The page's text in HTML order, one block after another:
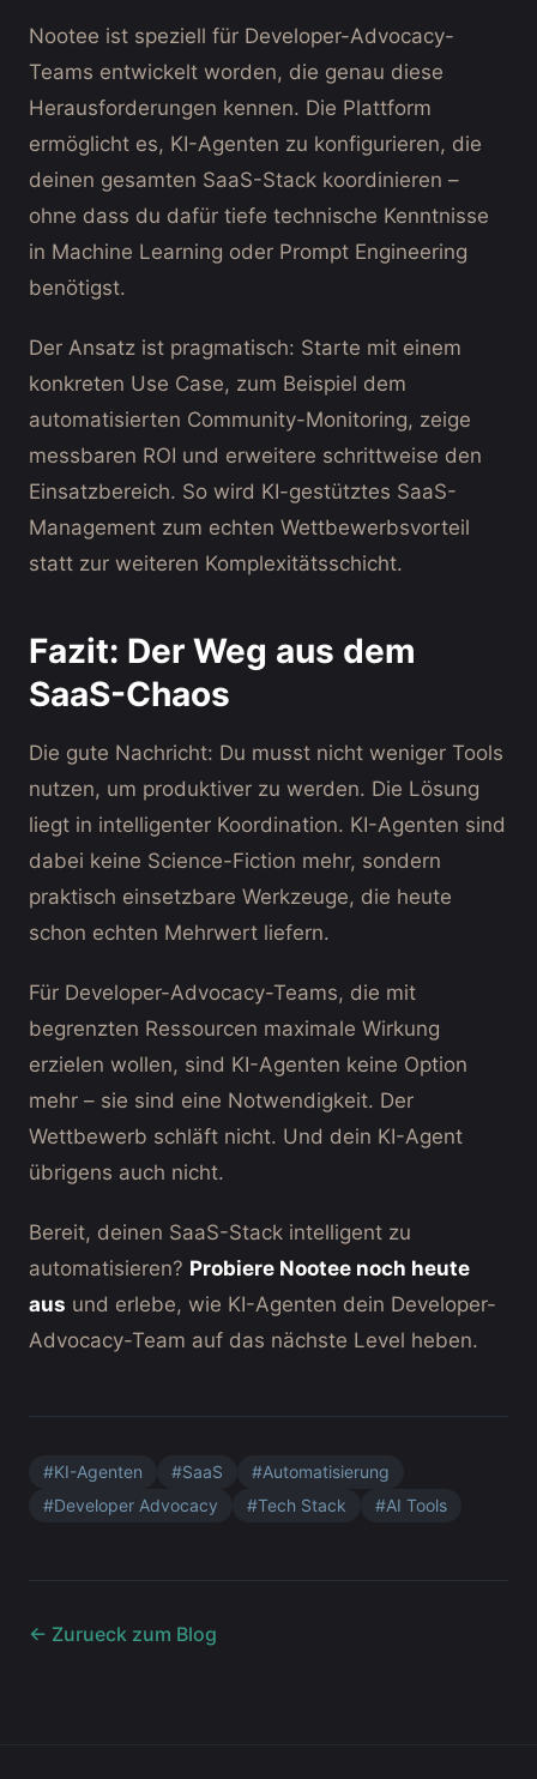
Nootee ist speziell für Developer-Advocacy-
Teams entwickelt worden, die genau diese
Herausforderungen kennen. Die Plattform
ermöglicht es, KI-Agenten zu konfigurieren, die
deinen gesamten SaaS-Stack koordinieren –
ohne dass du dafür tiefe technische Kenntnisse
in Machine Learning oder Prompt Engineering
benötigst.
Der Ansatz ist pragmatisch: Starte mit einem
konkreten Use Case, zum Beispiel dem
automatisierten Community-Monitoring, zeige
messbaren ROI und erweitere schrittweise den
Einsatzbereich. So wird KI-gestütztes SaaS-
Management zum echten Wettbewerbsvorteil
statt zur weiteren Komplexitätsschicht.
Fazit: Der Weg aus dem
SaaS-Chaos
Die gute Nachricht: Du musst nicht weniger Tools
nutzen, um produktiver zu werden. Die Lösung
liegt in intelligenter Koordination. KI-Agenten sind
dabei keine Science-Fiction mehr, sondern
praktisch einsetzbare Werkzeuge, die heute
schon echten Mehrwert liefern.
Für Developer-Advocacy-Teams, die mit
begrenzten Ressourcen maximale Wirkung
erzielen wollen, sind KI-Agenten keine Option
mehr – sie sind eine Notwendigkeit. Der
Wettbewerb schläft nicht. Und dein KI-Agent
übrigens auch nicht.
Bereit, deinen SaaS-Stack intelligent zu
automatisieren? Probiere Nootee noch heute
aus und erlebe, wie KI-Agenten dein Developer-
Advocacy-Team auf das nächste Level heben.
#KI-Agenten #SaaS #Automatisierung
#Developer Advocacy #Tech Stack #AI Tools
← Zurueck zum Blog